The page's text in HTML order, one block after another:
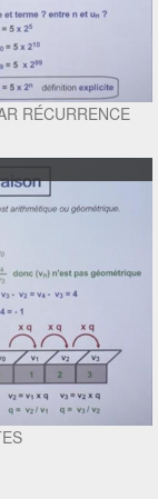
RÉCURRENCE